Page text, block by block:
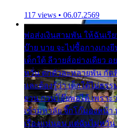
117 views • 06.07.2569
พ่อส่งเงินสามพัน ให้ฉันเ
บ๊าย บาย จะไปซื้อกางเกง
เด็กใต้ ลีวายส์อย่างเดียว
หวั่น ตกตัวละหลายพัน กัด
และต้องรู้ว่า เด็กใต้ไม่ธร
ยวน กวนโอ๊ยพอได้ เพราะ
เข้ามหาลัย จิ๊กโก๊มองหน้า
เรื่องแน่นอน แต่ฉันไม่หวั่